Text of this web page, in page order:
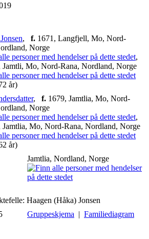
, f. 1671, Langfjell, Mo, Nord-
Norge
,
Jamtli, Mo, Nord-Rana, Nordland, Norge
år)
, f. 1679, Jamtlia, Mo, Nord-
Norge
,
Jamtlia, Mo, Nord-Rana, Nordland, Norge
år)
Jamtlia, Nordland, Norge
Haagen (Håka) Jonsen
Gruppeskjema | Familiediagram